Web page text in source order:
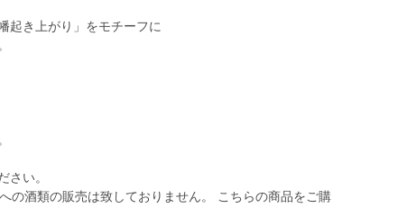
起き上がり」をモチーフに
さい。
酒類の販売は致しておりません。 こちらの商品をご購